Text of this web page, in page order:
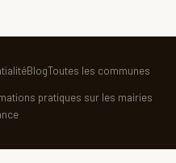
BlogToutes les communes
pratiques sur les mairies